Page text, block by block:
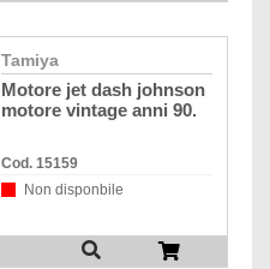
tamiya
motore jet dash johnson
motore vintage anni 90.
Cod. 15159
Non disponbile